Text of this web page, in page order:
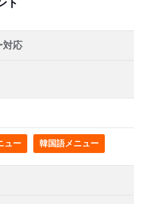
対応
ュー 韓国語メニュー